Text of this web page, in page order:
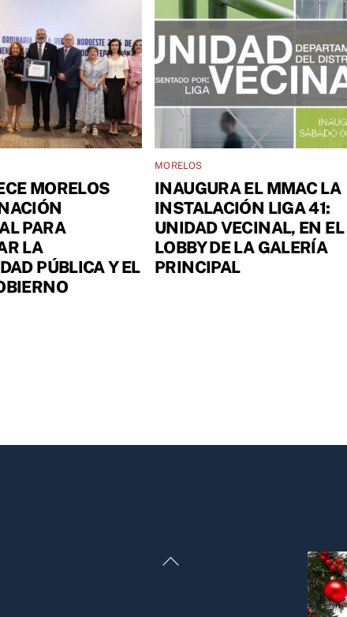
MORELOS
PARA
LA
PÚBLICA Y EL
MORELOS
INAUGURA EL MMAC LA
INSTALACIÓN LIGA 41:
UNIDAD VECINAL, EN EL
LOBBY DE LA GALERÍA
PRINCIPAL
Back